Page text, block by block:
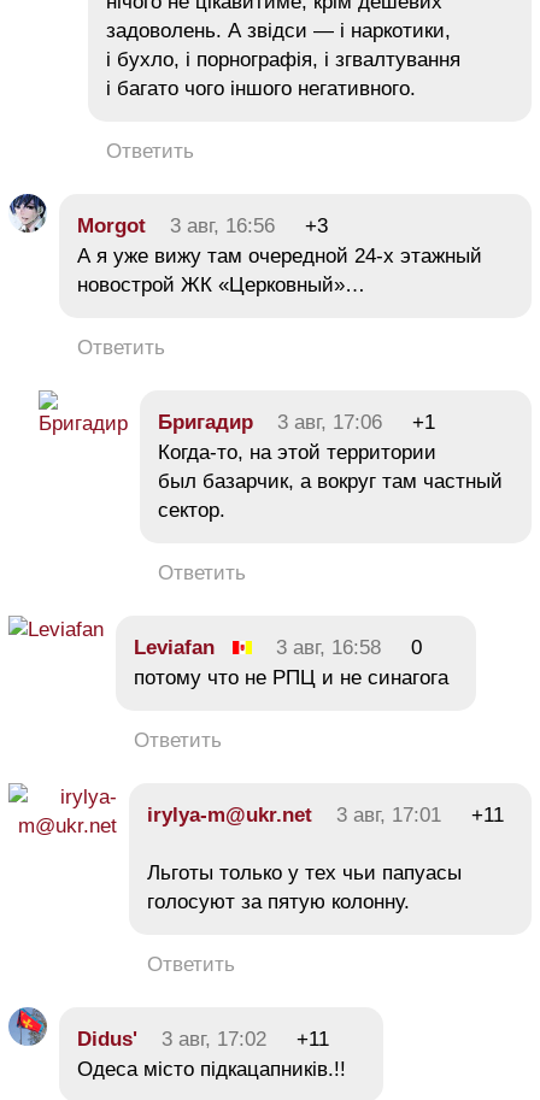
задоволень. А звідси — і наркотики,
і бухло, і порнографія, і згвалтування
і багато чого іншого негативного.
Ответить
Morgot 3 авг, 16:56
+3
А я уже вижу там очередной 24-х этажный
новострой ЖК «Церковный»…
Ответить
Бригадир 3 авг, 17:06
+1
Когда-то, на этой территории
был базарчик, а вокруг там частный
сектор.
Ответить
Leviafan 3 авг, 16:58
0
потому что не РПЦ и не синагога
Ответить
irylya-m@ukr.net 3 авг, 17:01 +11
Льготы только у тех чьи папуасы
голосуют за пятую колонну.
Ответить
Didus' 3 авг, 17:02
+11
Одеса місто підкацапників.!!